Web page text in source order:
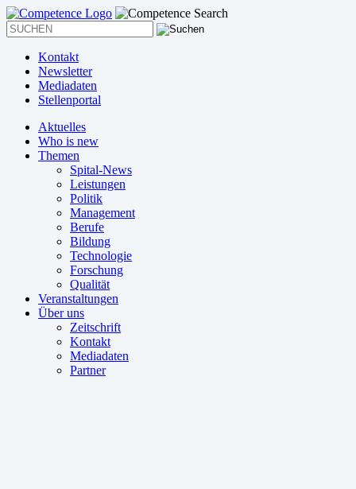
Kontakt
Newsletter
Mediadaten
Stellenportal
Aktuelles
Who is new
Themen
Spital-News
Leistungen
Politik
Management
Berufe
Bildung
Technologie
Forschung
Qualität
Veranstaltungen
Über uns
Zeitschrift
Kontakt
Mediadaten
Partner